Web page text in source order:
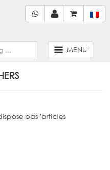
MENU
pas 'articles